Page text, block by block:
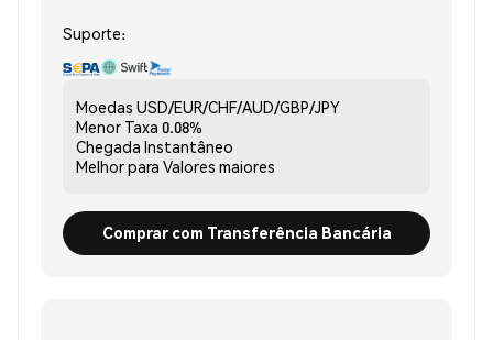
Suporte:
Moedas USD/EUR/CHF/AUD/GBP/JPY
Menor Taxa 0.08%
Chegada Instantâneo
Melhor para Valores maiores
Comprar com Transferência Bancária